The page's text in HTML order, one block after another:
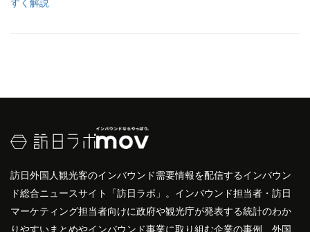
訪日外国人観光客のインバウンド需要情報を配信するインバウン
ド総合ニュースサイト「訪日ラボ」。インバウンド担当者・訪日
マーケティング担当者向けに政府や観光庁が発表する統計のわか
りやすいまとめやインバウンド事業に取り組む企業の事例、外国